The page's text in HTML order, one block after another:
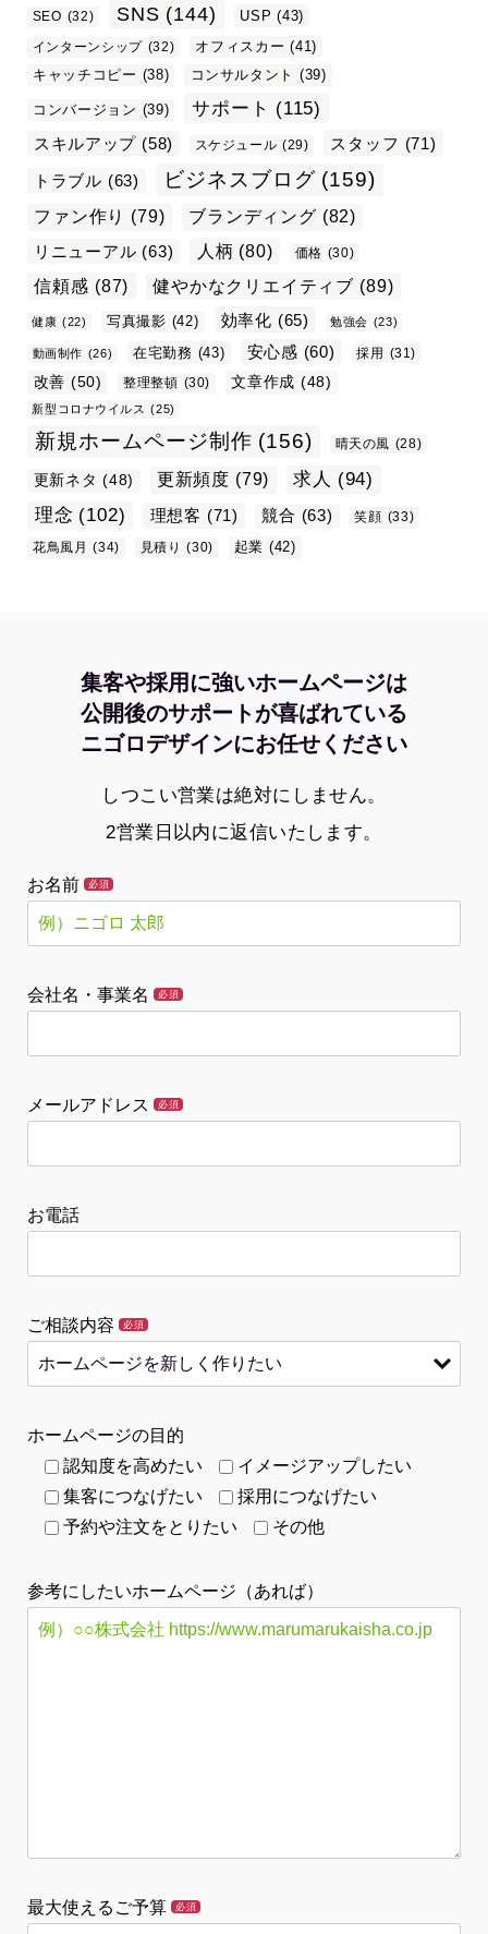
SEO (32) SNS (144) USP (43)
インターンシップ (32) オフィスカー (41)
キャッチコピー (38) コンサルタント (39)
コンバージョン (39) サポート (115)
スキルアップ (58) スケジュール (29) スタッフ (71)
トラブル (63) ビジネスブログ (159)
ファン作り (79) ブランディング (82)
リニューアル (63) 人柄 (80) 価格 (30)
信頼感 (87) 健やかなクリエイティブ (89)
健康 (22) 写真撮影 (42) 効率化 (65) 勉強会 (23)
動画制作 (26) 在宅勤務 (43) 安心感 (60) 採用 (31)
改善 (50) 整理整頓 (30) 文章作成 (48)
新型コロナウイルス (25)
新規ホームページ制作 (156) 晴天の風 (28)
更新ネタ (48) 更新頻度 (79) 求人 (94)
理念 (102) 理想客 (71) 競合 (63) 笑顔 (33)
花鳥風月
(34) 見積り (30) 起業 (42)
集客や採用に強いホームページは
公開後のサポートが喜ばれている
ニゴロデザインにお任せください
しつこい営業は絶対にしません。
2営業日以内に返信いたします。
お名前 必須
会社名・事業名 必須
メールアドレス 必須
お電話
ご相談内容 必須
ホームページの目的
認知度を高めたい
イメージアップしたい
集客につなげたい
採用につなげたい
予約や注文をとりたい
その他
参考にしたいホームページ（あれば）
最大使えるご予算 必須